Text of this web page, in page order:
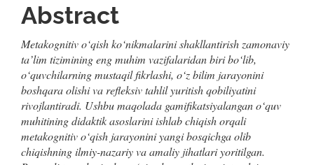
Abstract
Metakognitiv o‘qish ko‘nikmalarini shakllantirish zamonaviy
ta’lim tizimining eng muhim vazifalaridan biri bo‘lib,
o‘quvchilarning mustaqil fikrlashi, o‘z bilim jarayonini
boshqara olishi va refleksiv tahlil yuritish qobiliyatini
rivojlantiradi. Ushbu maqolada gamifikatsiyalangan o‘quv
muhitining didaktik asoslarini ishlab chiqish orqali
metakognitiv o‘qish jarayonini yangi bosqichga olib
chiqishning ilmiy-nazariy va amaliy jihatlari yoritilgan.